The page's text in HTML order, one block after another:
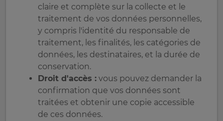
claire et complète sur la collecte et le
traitement de vos données personnelles,
y compris l'identité du responsable de
traitement, les finalités, les catégories de
données, les destinataires, et la durée de
conservation.
Droit d'accès : vous pouvez demander la
confirmation que vos données sont
traitées et obtenir une copie accessible
de ces données.